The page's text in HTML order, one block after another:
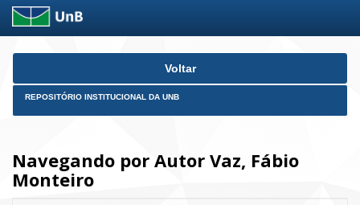
Skip
Voltar
REPOSITÓRIO INSTITUCIONAL DA UNB
Navegando por Autor Vaz, Fábio
Monteiro